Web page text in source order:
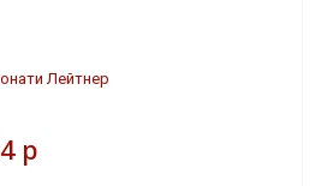
Лейтнер
р